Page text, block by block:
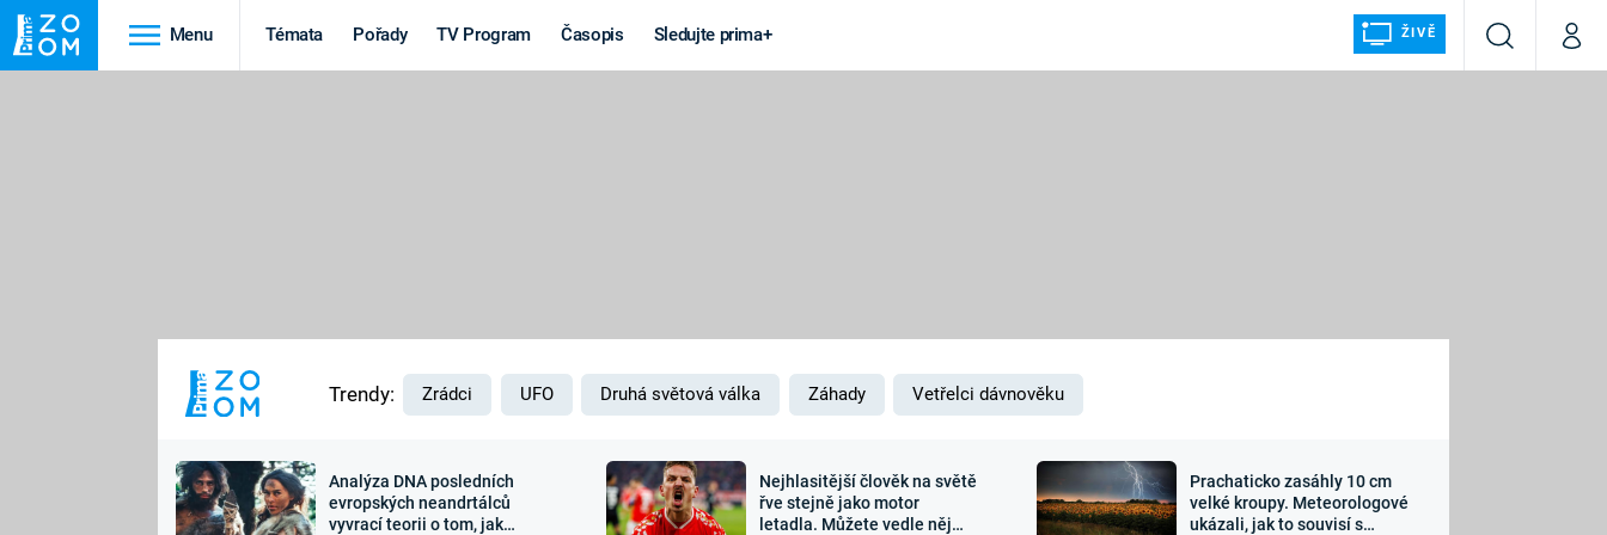
Menu Témata Pořady TV Program Časopis Sledujte prima+ ŽIVĚ
VyhledáváníMůj
MARS
Výročí
Záhady a
Zajímavosti Sledujte nás
Trendy: Zrádci UFO Druhá světová válka Záhady Vetřelci dávnověku
Analýza DNA posledních
evropských neandrtálců
vyvrací teorii o tom, jak
Nejhlasitější člověk na světě
řve stejně jako motor
letadla. Můžete vedle něj
Prachaticko zasáhly 10 cm
velké kroupy. Meteorologové
ukázali, jak to souvisí s